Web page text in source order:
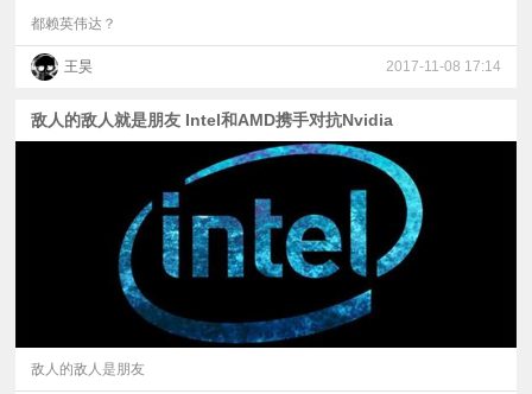
都赖英伟达？
王昊 2017-11-08 17:14
敌人的敌人就是朋友 Intel和AMD携手对抗Nvidia
敌人的敌人是朋友